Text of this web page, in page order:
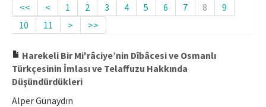
Yayın Kurulu
Yayın İlkeleri
Etik İlkeler
İletişim
<< < 1 2 3 4 5 6 7 8
9
10
11 > >>
Harekeli Bir Mi'râciye’nin Dîbâcesi ve Osmanlı
Türkçesinin İmlası ve Telaffuzu Hakkında
Düşündürdükleri
Alper Günaydın